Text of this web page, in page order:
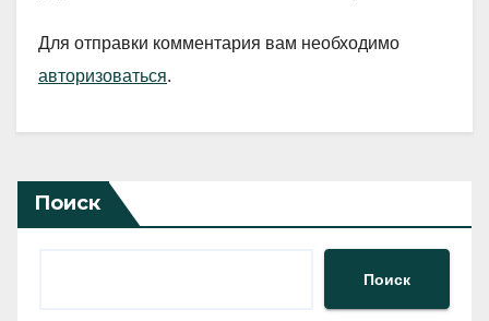
Для отправки комментария вам необходимо
авторизоваться.
Поиск
Поиск